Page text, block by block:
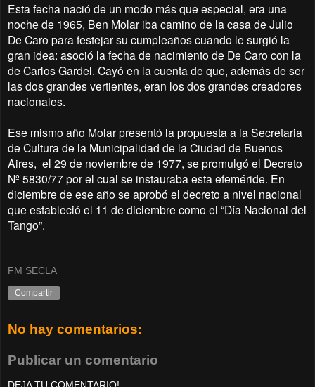
Esta fecha nació de un modo más que especial, era una
noche de 1965, Ben Molar iba camino de la casa de Julio
De Caro para festejar su cumpleaños cuando le surgió la
gran idea: asoció la fecha de nacimiento de De Caro con la
de Carlos Gardel. Cayó en la cuenta de que, además de ser
las dos grandes vertientes, eran los dos grandes creadores
nacionales.
Ese mismo año Molar presentó la propuesta a la Secretaria
de Cultura de la Municipalidad de la Ciudad de Buenos
Aires, el 29 de noviembre de 1977, se promulgó el Decreto
Nº 5830/77 por el cual se instauraba esta efeméride. En
diciembre de ese año se aprobó el decreto a nivel nacional
que estableció el 11 de diciembre como el “Día Nacional del
Tango”.
FM SECLA
Compartir
No hay comentarios:
Publicar un comentario